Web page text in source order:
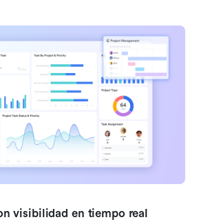
visibilidad en tiempo real